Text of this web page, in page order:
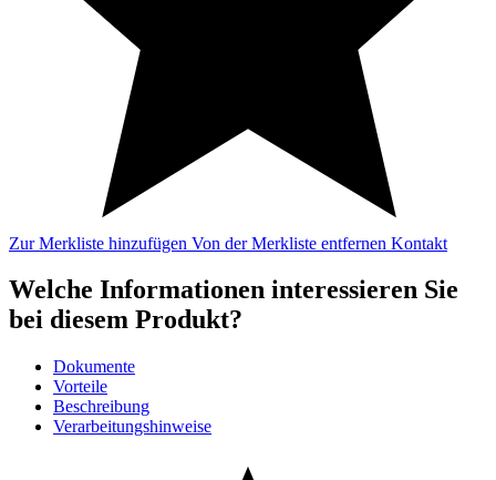
Zur Merkliste hinzufügen Von der Merkliste entfernen Kontakt
Welche Informationen interessieren Sie
bei diesem Produkt?
Dokumente
Vorteile
Beschreibung
Verarbeitungshinweise